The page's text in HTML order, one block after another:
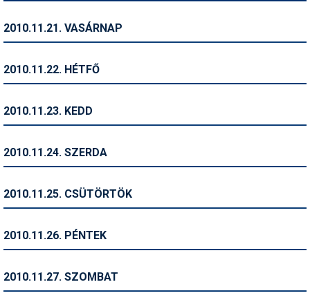
Szakértők
Telemark
Történelem
Utazási tippek
2010.11.21. VASÁRNAP
2010.11.22. HÉTFŐ
2010.11.23. KEDD
2010.11.24. SZERDA
2010.11.25. CSÜTÖRTÖK
2010.11.26. PÉNTEK
2010.11.27. SZOMBAT